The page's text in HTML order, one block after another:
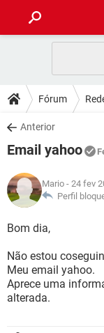
CELULAR
OUTLOOK
INSTAGRAM
GUIA DE COMPRAS
DICAS
JOGOS
INSTAGRAM
GUIA DE COMPRAS
DOWNLOADS
JOGOS
CELULAR
OUTLOOK
INSTAGRAM
JOGOS
CELULAR
OUTLOOK
INSTAGRAM
GUIA DE COMPRAS
GLOSSÁRIO
JOGOS
OUTLOOK
INSTAGRAM
Fórum
Anterior
Email yahoo
Mario - 24 fev
Perfil
Bom dia,
Não estou
Meu email yahoo.
Aprece uma
alterada.